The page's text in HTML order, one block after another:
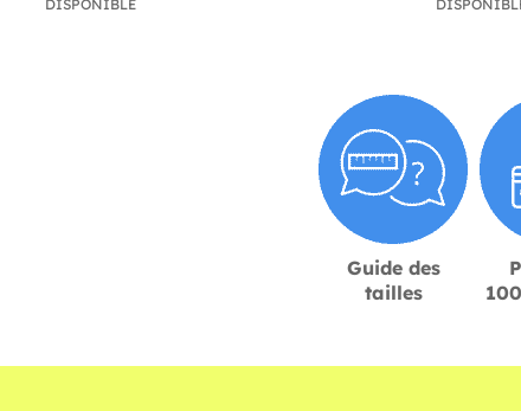
DISPONIBLE
Guide des
tailles